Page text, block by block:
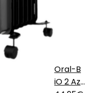
Oral-B
iO 2 Azul